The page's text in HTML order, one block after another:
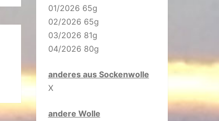
01/2026 65g
02/2026 65g
03/2026 81g
04/2026 80g
anderes aus Sockenwolle
X
andere Wolle